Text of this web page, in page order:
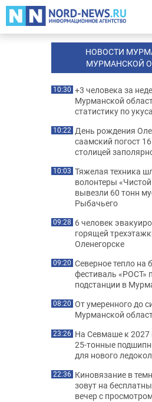
НОВОСТИ
МУРМАНСКОЙ
10:30 +3 человека за
Мурманской
статистику по
10:22 День рождения
саамский погост
столицей
10:03 Тяжелая техника
волонтеры
вывезли 60 тонн
Рыбачьего
09:28 6 человек
горящей
Оленегорске
09:20 Северное тепло на
фестиваль «РОСТ»
подстанции в
08:20 От умеренного до
Мурманской
23:26 На Севмаше к 2027
25-тонные
для нового
22:36 Киновязание в
зовут на
вечер с